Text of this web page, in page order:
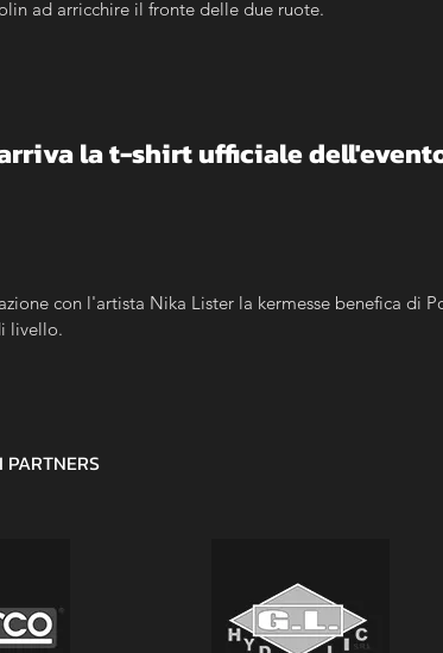
ad arricchire il fronte delle due ruote.
la t-shirt ufficiale
con l'artista Nika Lister la kermesse benefica di
livello.
PARTNERS